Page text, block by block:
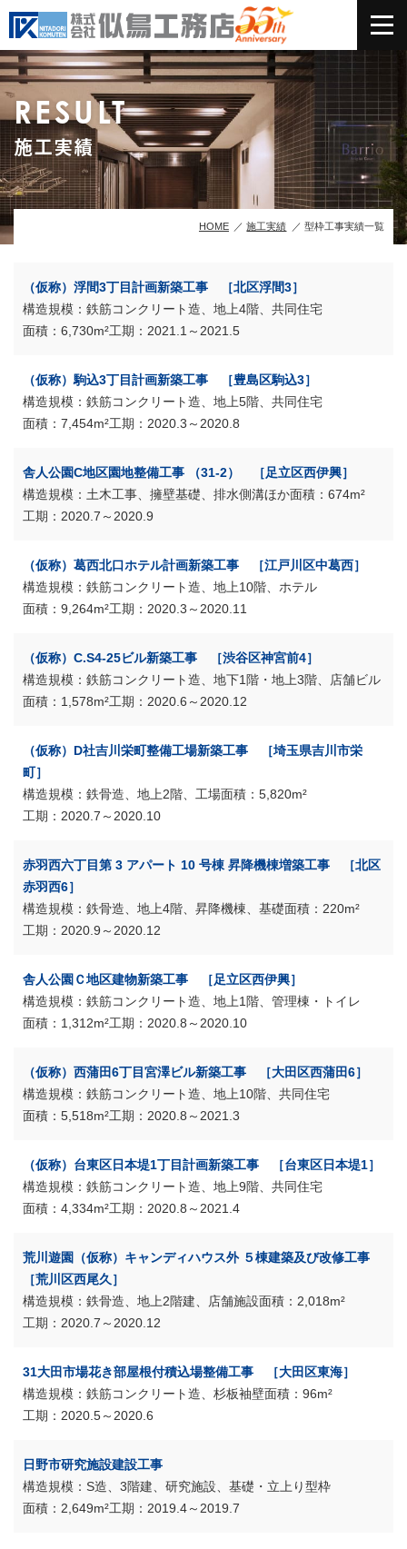
RESULT
施工実績
HOME 施工実績 型枠工事実績一覧
（仮称）浮間3丁目計画新築工事 ［北区浮間3］
鉄筋コンクリート造、地上4階、共同住宅
6,730m²
2021.1～2021.5
（仮称）駒込3丁目計画新築工事 ［豊島区駒込3］
鉄筋コンクリート造、地上5階、共同住宅
7,454m²
2020.3～2020.8
舎人公園C地区園地整備工事 （31-2） ［足立区西伊興］
土木工事、擁壁基礎、排水側溝ほか
674m²
2020.7～2020.9
（仮称）葛西北口ホテル計画新築工事 ［江戸川区中葛西］
鉄筋コンクリート造、地上10階、ホテル
9,264m²
2020.3～2020.11
（仮称）C.S4-25ビル新築工事 ［渋谷区神宮前4］
鉄筋コンクリート造、地下1階・地上3階、店舗ビル
1,578m²
2020.6～2020.12
（仮称）D社吉川栄町整備工場新築工事 ［埼玉県吉川市栄
町］
鉄骨造、地上2階、工場
5,820m²
2020.7～2020.10
赤羽西六丁目第 3 アパート 10 号棟 昇降機棟増築工事 ［北区
赤羽西6］
鉄骨造、地上4階、昇降機棟、基礎
220m²
2020.9～2020.12
舎人公園Ｃ地区建物新築工事 ［足立区西伊興］
鉄筋コンクリート造、地上1階、管理棟・トイレ
1,312m²
2020.8～2020.10
（仮称）西蒲田6丁目宮澤ビル新築工事 ［大田区西蒲田6］
鉄筋コンクリート造、地上10階、共同住宅
5,518m²
2020.8～2021.3
（仮称）台東区日本堤1丁目計画新築工事 ［台東区日本堤1］
鉄筋コンクリート造、地上9階、共同住宅
4,334m²
2020.8～2021.4
荒川遊園（仮称）キャンディハウス外 ５棟建築及び改修工事
［荒川区西尾久］
鉄骨造、地上2階建、店舗施設
2,018m²
2020.7～2020.12
31大田市場花き部屋根付積込場整備工事 ［大田区東海］
鉄筋コンクリート造、杉板袖壁
96m²
2020.5～2020.6
日野市研究施設建設工事
S造、3階建、研究施設、基礎・立上り型枠
2,649m²
2019.4～2019.7